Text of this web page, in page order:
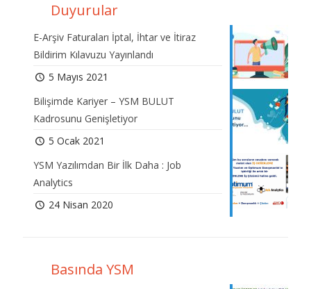
Duyurular
E-Arşiv Faturaları İptal, İhtar ve İtiraz
Bildirim Kılavuzu Yayınlandı
5 Mayıs 2021
Bilişimde Kariyer – YSM BULUT
Kadrosunu Genişletiyor
5 Ocak 2021
YSM Yazılımdan Bir İlk Daha : Job
Analytics
24 Nisan 2020
Basında YSM